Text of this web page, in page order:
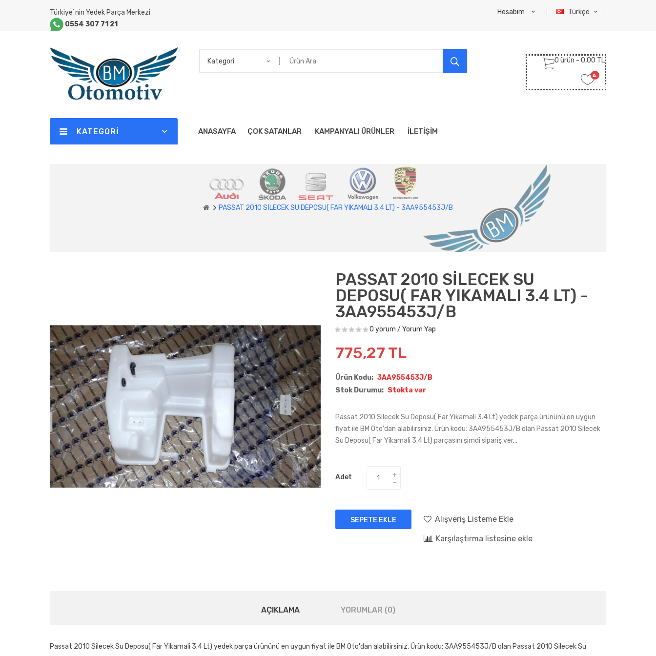
Türkiye`nin Yedek Parça Merkezi
0554 307 71 21
Türkçe
Hesabım
Kategori 0 ürün - 0,00 TL
A.
Listem
KATEGORI ANASAYFA ÇOK SATANLAR KAMPANYALI ÜRÜNLER İLETIŞIM
PASSAT 2010 SİLECEK SU DEPOSU( FAR YIKAMALI 3.4 LT) - 3AA955453J/B
PASSAT 2010 SİLECEK SU
DEPOSU( FAR YIKAMALI 3.4 LT) -
3AA955453J/B
0 yorum / Yorum Yap
775,27 TL
Ürün Kodu: 3AA955453J/B
Stok Durumu: Stokta var
Passat 2010 Silecek Su Deposu( Far Yikamali 3.4 Lt) yedek parça ürününü en uygun
fiyat ile BM Oto'dan alabilirsiniz. Ürün kodu: 3AA955453J/B olan Passat 2010 Silecek
Su Deposu( Far Yikamali 3.4 Lt) parçasını şimdi sipariş ver...
Adet
SEPETE EKLE Alışveriş Listeme Ekle
Karşılaştırma listesine ekle
AÇIKLAMA YORUMLAR (0)
Passat 2010 Silecek Su Deposu( Far Yikamali 3.4 Lt) yedek parça ürününü en uygun fiyat ile BM Oto'dan alabilirsiniz. Ürün kodu: 3AA955453J/B olan Passat 2010 Silecek Su